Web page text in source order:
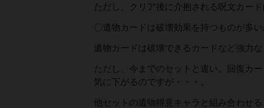
ただし、クリア後に介抱される呪文カー
〇遺物カードは破壊効果を持つものが多い
遺物カードは破壊できるカードなど強力
ただし、今までのセットと違い。回復カ
気に下がるのですが・・・。
他セットの遺物得意キャラと組み合わせ